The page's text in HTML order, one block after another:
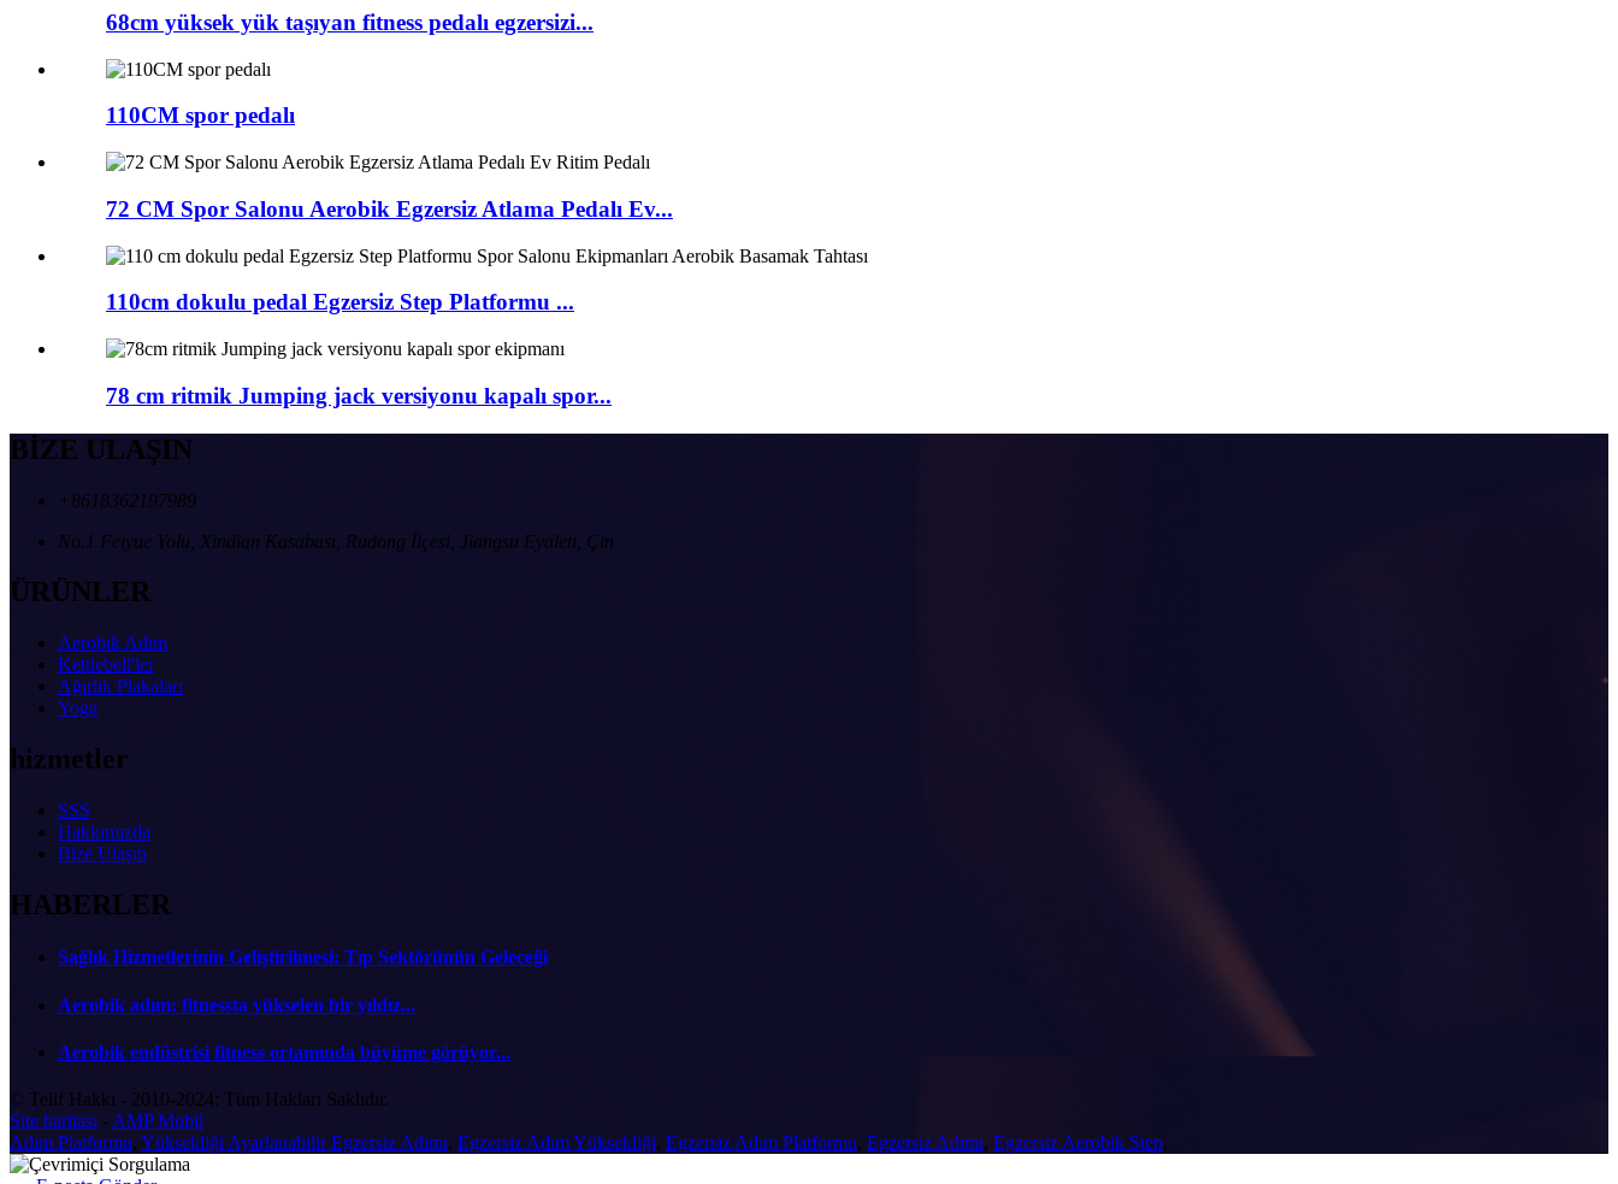
68cm yüksek yük taşıyan fitness pedalı egzersizi...
110CM spor pedalı
72 CM Spor Salonu Aerobik Egzersiz Atlama Pedalı Ev...
110cm dokulu pedal Egzersiz Step Platformu ...
78 cm ritmik Jumping jack versiyonu kapalı spor...
BİZE ULAŞIN
+8618362197989
No.1 Feiyue Yolu, Xindian Kasabası, Rudong İlçesi, Jiangsu Eyaleti, Çin
ÜRÜNLER
Aerobik Adım
Kettlebell'ler
Ağırlık Plakaları
Yoga
hizmetler
SSS
Hakkımızda
Bize Ulaşın
HABERLER
Sağlık Hizmetlerinin Geliştirilmesi: Tıp Sektörünün Geleceği
Aerobik adım: fitnessta yükselen bir yıldız...
Aerobik endüstrisi fitness ortamında büyüme görüyor...
© Telif Hakkı - 2010-2024: Tüm Hakları Saklıdır.
Site haritası - AMP Mobil
Adım Platformu, Yüksekliği Ayarlanabilir Egzersiz Adımı, Egzersiz Adım Yüksekliği, Egzersiz Adım Platformu, Egzersiz Adımı, Egzersiz Aerobik Step,